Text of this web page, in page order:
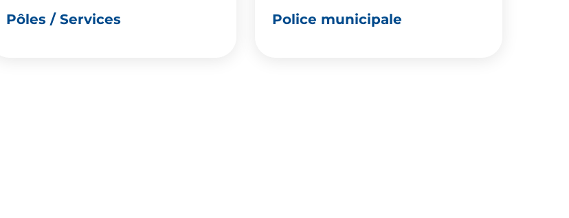
Pôles / Services Police municipale